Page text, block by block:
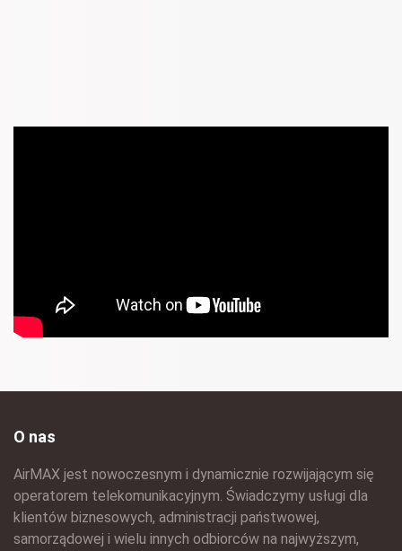
O nas
AirMAX jest nowoczesnym i dynamicznie rozwijającym się
operatorem telekomunikacyjnym. Świadczymy usługi dla
klientów biznesowych, administracji państwowej,
samorządowej i wielu innych odbiorców na najwyższym,